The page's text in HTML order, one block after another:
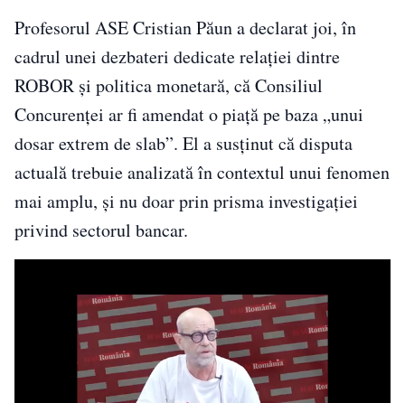
Profesorul ASE Cristian Păun a declarat joi, în
cadrul unei dezbateri dedicate relaţiei dintre
ROBOR şi politica monetară, că Consiliul
Concurenţei ar fi amendat o piaţă pe baza „unui
dosar extrem de slab”. El a susţinut că disputa
actuală trebuie analizată în contextul unui fenomen
mai amplu, şi nu doar prin prisma investigaţiei
privind sectorul bancar.